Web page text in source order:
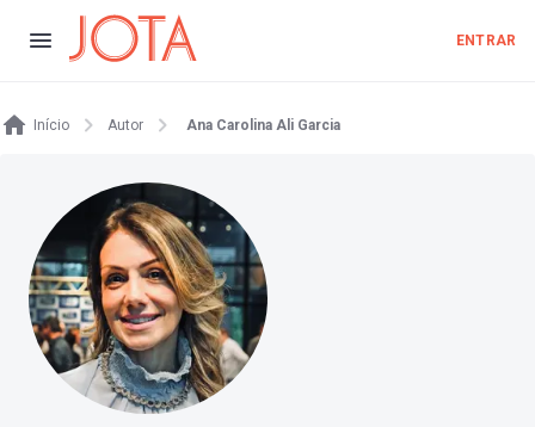
ENTRAR
Início Autor Ana Carolina Ali Garcia